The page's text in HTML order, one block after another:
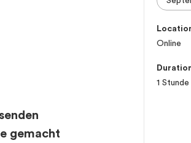
gemacht
Online
1 Stunde